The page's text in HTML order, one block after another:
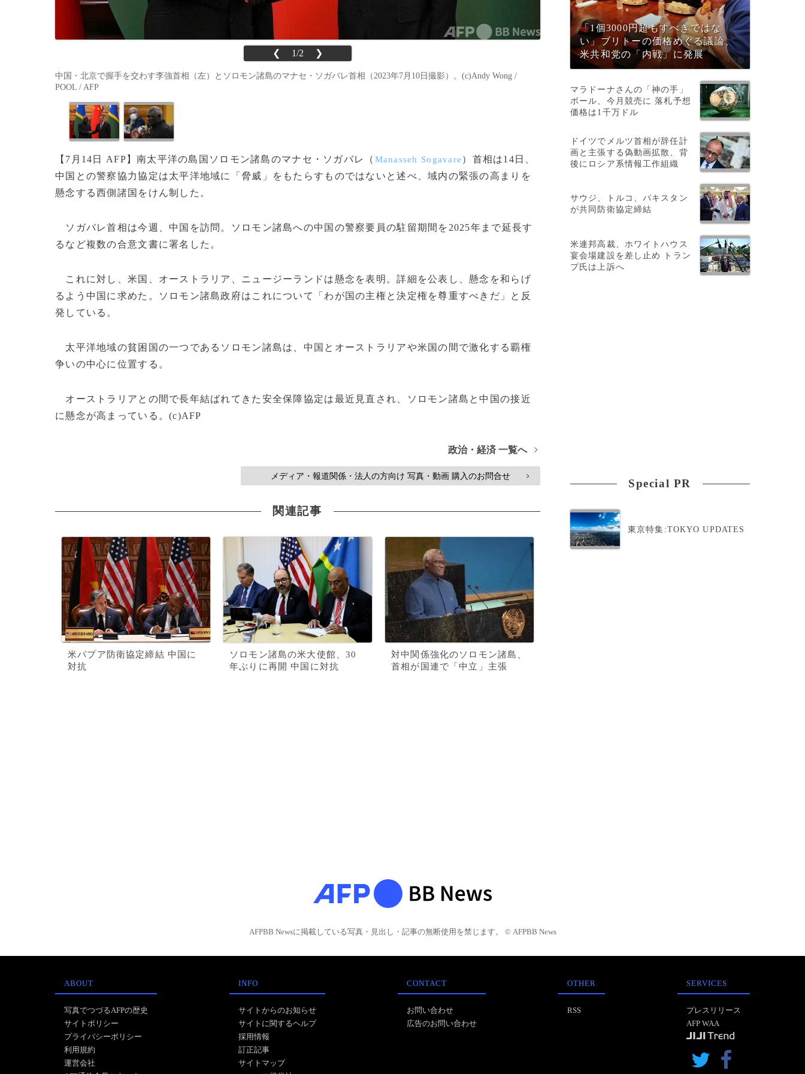
❮ 1/2 ❯
中国・北京で握手を交わす李強首相（左）とソロモン諸島のマナセ・ソガバレ首相（2023年7月10日撮影）。(c)Andy Wong /
POOL / AFP
【7月14日 AFP】南太平洋の島国ソロモン諸島のマナセ・ソガバレ（ Manasseh Sogavare ）首相は14日、
中国との警察協力協定は太平洋地域に「脅威」をもたらすものではないと述べ、域内の緊張の高まりを
懸念する西側諸国をけん制した。
ソガバレ首相は今週、中国を訪問。ソロモン諸島への中国の警察要員の駐留期間を2025年まで延長す
るなど複数の合意文書に署名した。
これに対し、米国、オーストラリア、ニュージーランドは懸念を表明。詳細を公表し、懸念を和らげ
るよう中国に求めた。ソロモン諸島政府はこれについて「わが国の主権と決定権を尊重すべきだ」と反
発している。
太平洋地域の貧困国の一つであるソロモン諸島は、中国とオーストラリアや米国の間で激化する覇権
争いの中心に位置する。
オーストラリアとの間で長年結ばれてきた安全保障協定は最近見直され、ソロモン諸島と中国の接近
に懸念が高まっている。(c)AFP
政治・経済 一覧へ >
メディア・報道関係・法人の方向け 写真・動画 購入のお問合せ >
関連記事
米パプア防衛協定締結 中国に
対抗
ソロモン諸島の米大使館、30
年ぶりに再開 中国に対抗
対中関係強化のソロモン諸島、
首相が国連で「中立」主張
「1個3000円超もすべきではな
い」ブリトーの価格めぐる議論、
米共和党の「内戦」に発展
マラドーナさんの「神の手」
ボール、今月競売に 落札予想
価格は1千万ドル
ドイツでメルツ首相が辞任計
画と主張する偽動画拡散、背
後にロシア系情報工作組織
サウジ、トルコ、パキスタン
が共同防衛協定締結
米連邦高裁、ホワイトハウス
宴会場建設を差し止め トラン
プ氏は上訴へ
Special PR
東京特集:TOKYO UPDATES
AFPBB Newsに掲載している写真・見出し・記事の無断使用を禁じます。 © AFPBB News
ABOUT
写真でつづるAFPの歴史
サイトポリシー
プライバシーポリシー
利用規約
運営会社
INFO
サイトからのお知らせ
サイトに関するヘルプ
採用情報
訂正記事
サイトマップ
CONTACT
お問い合わせ
広告のお問い合わせ
OTHER
RSS
SERVICES
プレスリリース
AFP WAA